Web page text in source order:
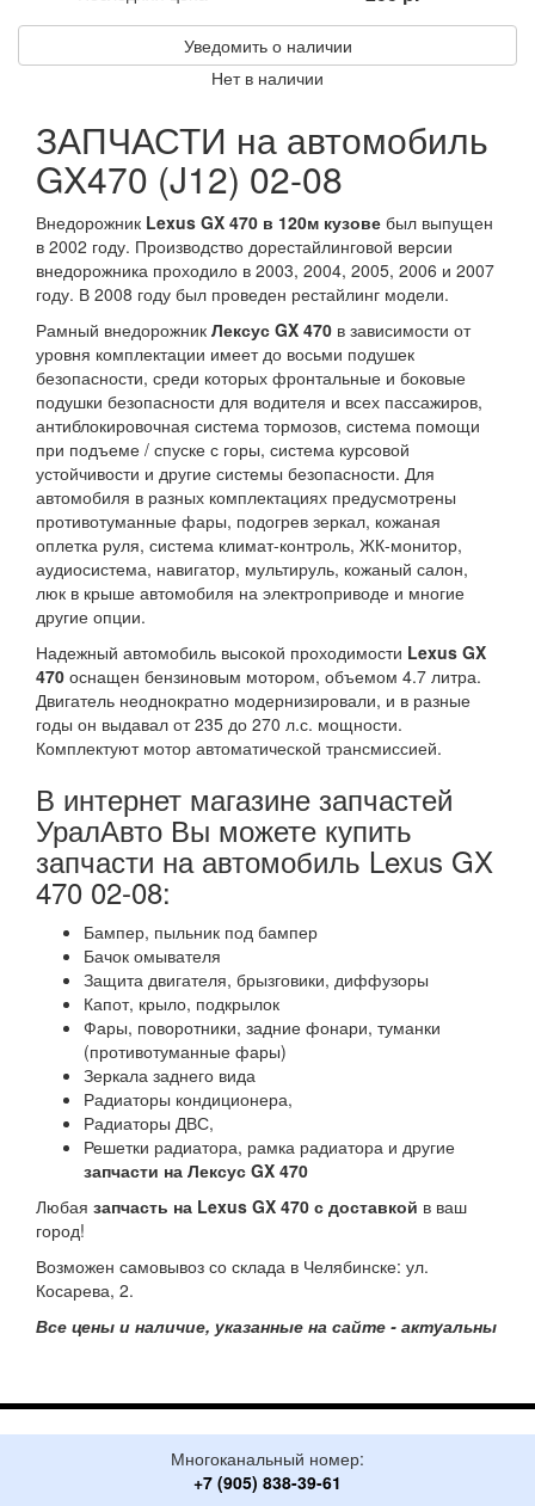
Уведомить о наличии
Нет в наличии
ЗАПЧАСТИ на автомобиль
GX470 (J12) 02-08
Внедорожник Lexus GX 470 в 120м кузове был выпущен
в 2002 году. Производство дорестайлинговой версии
внедорожника проходило в 2003, 2004, 2005, 2006 и 2007
году. В 2008 году был проведен рестайлинг модели.
Рамный внедорожник Лексус GX 470 в зависимости от
уровня комплектации имеет до восьми подушек
безопасности, среди которых фронтальные и боковые
подушки безопасности для водителя и всех пассажиров,
антиблокировочная система тормозов, система помощи
при подъеме / спуске с горы, система курсовой
устойчивости и другие системы безопасности. Для
автомобиля в разных комплектациях предусмотрены
противотуманные фары, подогрев зеркал, кожаная
оплетка руля, система климат-контроль, ЖК-монитор,
аудиосистема, навигатор, мультируль, кожаный салон,
люк в крыше автомобиля на электроприводе и многие
другие опции.
Надежный автомобиль высокой проходимости Lexus GX
470 оснащен бензиновым мотором, объемом 4.7 литра.
Двигатель неоднократно модернизировали, и в разные
годы он выдавал от 235 до 270 л.с. мощности.
Комплектуют мотор автоматической трансмиссией.
В интернет магазине запчастей
УралАвто Вы можете купить
запчасти на автомобиль Lexus GX
470 02-08:
Бампер, пыльник под бампер
Бачок омывателя
Защита двигателя, брызговики, диффузоры
Капот, крыло, подкрылок
Фары, поворотники, задние фонари, туманки
(противотуманные фары)
Зеркала заднего вида
Радиаторы кондиционера,
Радиаторы ДВС,
Решетки радиатора, рамка радиатора и другие
запчасти на Лексус GX 470
Любая запчасть на Lexus GX 470 с доставкой в ваш
город!
Возможен самовывоз со склада в Челябинске: ул.
Косарева, 2.
Все цены и наличие, указанные на сайте - актуальны
Многоканальный номер:
+7 (905) 838-39-61